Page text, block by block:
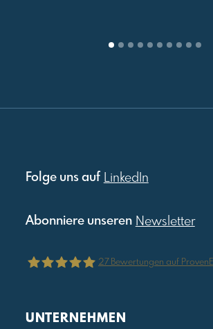
Folge uns auf LinkedIn
Abonniere unseren Newsletter
27 Bewertungen auf
UNTERNEHMEN